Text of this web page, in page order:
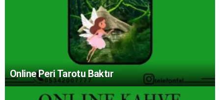
Online Peri Tarotu Baktır